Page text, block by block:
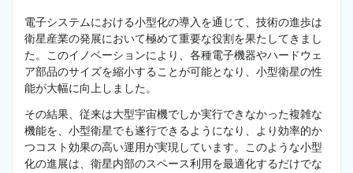
電子システムにおける小型化の導入を通じて、技術の進歩は
衛星産業の発展において極めて重要な役割を果たしてきまし
た。このイノベーションにより、各種電子機器やハードウェ
ア部品のサイズを縮小することが可能となり、小型衛星の性
能が大幅に向上しました。
その結果、従来は大型宇宙機でしか実行できなかった複雑な
機能を、小型衛星でも遂行できるようになり、より効率的か
つコスト効果の高い運用が実現しています。このような小型
化の進展は、衛星内部のスペース利用を最適化するだけでな